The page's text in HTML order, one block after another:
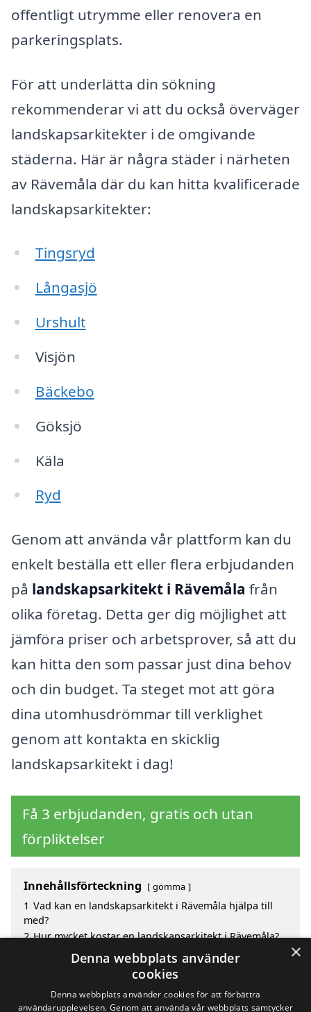
offentligt utrymme eller renovera en
parkeringsplats.
För att underlätta din sökning
rekommenderar vi att du också överväger
landskapsarkitekter i de omgivande
städerna. Här är några städer i närheten
av Rävemåla där du kan hitta kvalificerade
landskapsarkitekter:
Tingsryd
Långasjö
Urshult
Visjön
Bäckebo
Göksjö
Käla
Ryd
Genom att använda vår plattform kan du
enkelt beställa ett eller flera erbjudanden
på landskapsarkitekt i Rävemåla från
olika företag. Detta ger dig möjlighet att
jämföra priser och arbetsprover, så att du
kan hitta den som passar just dina behov
och din budget. Ta steget mot att göra
dina utomhusdrömmar till verklighet
genom att kontakta en skicklig
landskapsarkitekt i dag!
Få 3 erbjudanden, gratis och utan
förpliktelser
Innehållsförteckning gömma
1 Vad kan en landskapsarkitekt i Rävemåla hjälpa till
med?
2 Hur mycket kostar en landskapsarkitekt i Rävemåla?
Fördelar med att välja landskapsarkitekt i Rävemåla
Sök efter en skicklig landskapsarkitekt i de
omgivande städerna Rävemåla
×
Denna webbplats använder
cookies
Denna webbplats använder cookies för att förbättra
användarupplevelsen. Genom att använda vår webbplats samtycker